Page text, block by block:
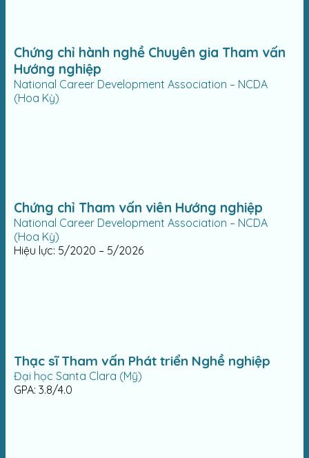
Chứng chỉ hành nghề Chuyên gia Tham vấn
Hướng nghiệp
National Career Development Association – NCDA
(Hoa Kỳ)
Chứng chỉ Tham vấn viên Hướng nghiệp
National Career Development Association – NCDA
(Hoa Kỳ)
Hiệu lực: 5/2020 – 5/2026
Thạc sĩ Tham vấn Phát triển Nghề nghiệp
Đại học Santa Clara (Mỹ)
GPA: 3.8/4.0